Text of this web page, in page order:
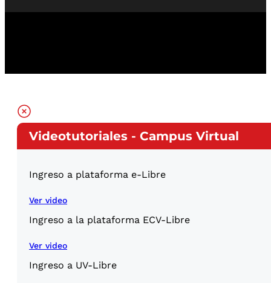
Videotutoriales - Campus Virtual
Ingreso a plataforma e-Libre
Ver video
Ingreso a la plataforma ECV-Libre
Ver video
Ingreso a UV-Libre